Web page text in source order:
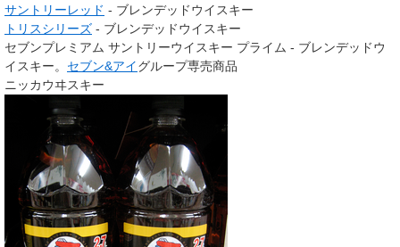
サントリーレッド - ブレンデッドウイスキー
トリスシリーズ - ブレンデッドウイスキー
セブンプレミアム サントリーウイスキー プライム - ブレンデッドウ
イスキー。 セブン&アイグループ専売商品
ニッカウヰスキー